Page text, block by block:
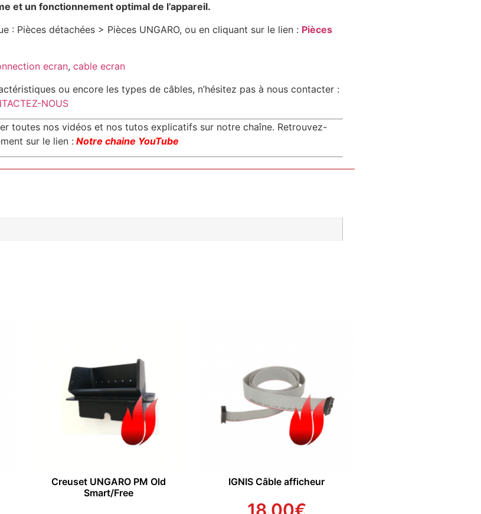
et un fonctionnement optimal de l’appareil.
: Pièces détachées > Pièces UNGARO, ou en cliquant sur le lien : Pièces
ecran, cable ecran
ou encore les types de câbles, n’hésitez pas à nous contacter :
NOUS
toutes nos vidéos et nos tutos explicatifs sur notre chaîne. Retrouvez-
sur le lien : Notre chaine YouTube
Creuset UNGARO PM Old
Smart/Free
IGNIS Câble afficheur
18.00€